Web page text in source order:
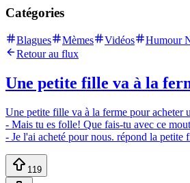
Catégories
Blagues Mèmes Vidéos Humour
Retour au flux
Une petite fille va à la
Une petite fille va à la ferme pour acheter
- Mais tu es folle! Que fais-tu avec ce
- Je l'ai acheté pour nous. répond la
119